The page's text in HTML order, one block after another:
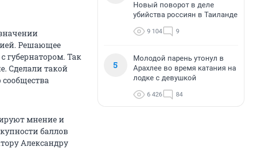
Решающее
губернатором. Так
Сделали такой
мнение и
баллов
Александру
Новый поворот в деле
убийства россиян в Таиланде
9 104 9
5
Молодой парень утонул в
Арахлее во время катания на
лодке с девушкой
6 426 84